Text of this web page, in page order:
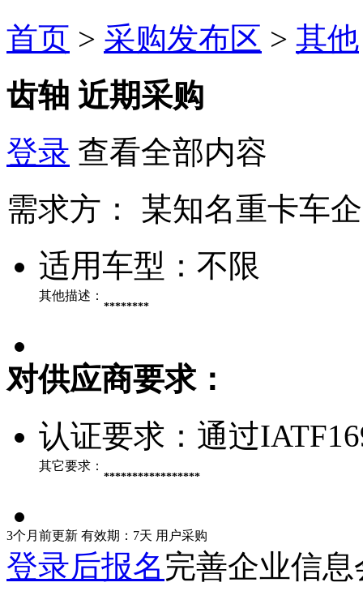
首页 > 采购发布区 > 其他
齿轴 近期采购
登录 查看全部内容
需求方：
某知名重卡车企
适用车型： 不限
其他描述：
********
对供应商要求：
认证要求： 通过
其它要求：
*****************
3个月前更新 有效期：7天 用户采购
登录后报名完善企业信